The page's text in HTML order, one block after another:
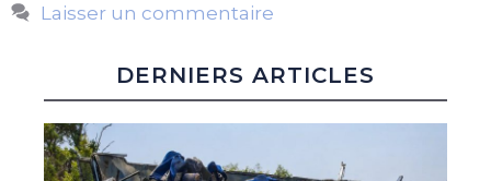
Laisser un commentaire
DERNIERS ARTICLES